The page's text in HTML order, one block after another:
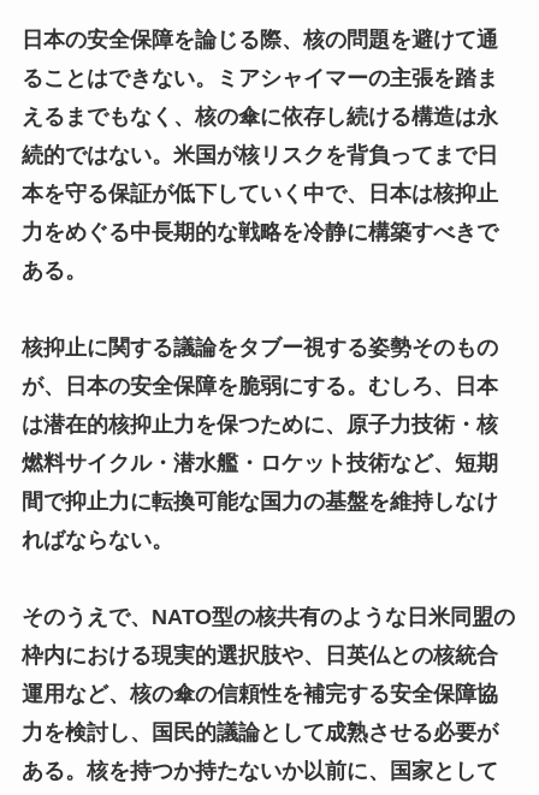
日本の安全保障を論じる際、核の問題を避けて通
ることはできない。ミアシャイマーの主張を踏ま
えるまでもなく、核の傘に依存し続ける構造は永
続的ではない。米国が核リスクを背負ってまで日
本を守る保証が低下していく中で、日本は核抑止
力をめぐる中長期的な戦略を冷静に構築すべきで
ある。
核抑止に関する議論をタブー視する姿勢そのもの
が、日本の安全保障を脆弱にする。むしろ、日本
は潜在的核抑止力を保つために、原子力技術・核
燃料サイクル・潜水艦・ロケット技術など、短期
間で抑止力に転換可能な国力の基盤を維持しなけ
ればならない。
そのうえで、NATO型の核共有のような日米同盟の
枠内における現実的選択肢や、日英仏との核統合
運用など、核の傘の信頼性を補完する安全保障協
力を検討し、国民的議論として成熟させる必要が
ある。核を持つか持たないか以前に、国家として